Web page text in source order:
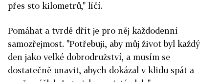
přes sto kilometrů," líčí.
Pomáhat a tvrdě dřít je pro něj každodenní
samozřejmost. "Potřebuji, aby můj život byl každý
den jako velké dobrodružství, a musím se
dostatečně unavit, abych dokázal v klidu spát a